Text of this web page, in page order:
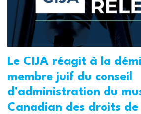
Le CIJA réagit à la
membre juif du conseil
d'administration du
Canadian des droits de